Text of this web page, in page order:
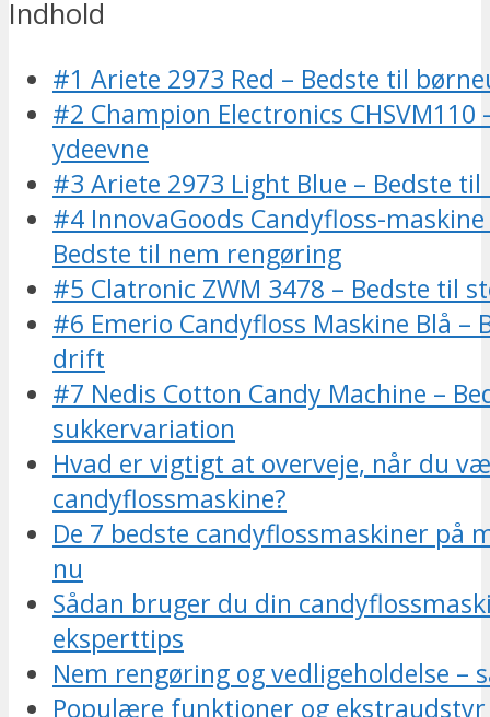
Indhold
#1 Ariete 2973 Red – Bedste til
#2 Champion Electronics CHSVM110
ydeevne
#3 Ariete 2973 Light Blue – Bedste
#4 InnovaGoods Candyfloss-
Bedste til nem rengøring
#5 Clatronic ZWM 3478 – Bedste til
#6 Emerio Candyfloss Maskine Blå –
drift
#7 Nedis Cotton Candy Machine –
sukkervariation
Hvad er vigtigt at overveje, når du
candyflossmaskine?
De 7 bedste candyflossmaskiner på
nu
Sådan bruger du din
eksperttips
Nem rengøring og vedligeholdelse –
Populære funktioner og ekstraudstyr